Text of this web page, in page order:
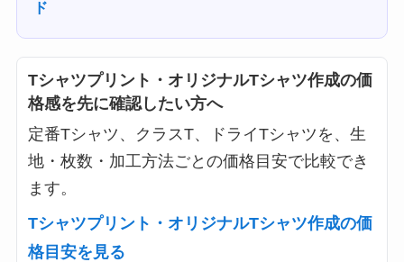
ド
Tシャツプリント・オリジナルTシャツ作成の価
格感を先に確認したい方へ
定番Tシャツ、クラスT、ドライTシャツを、生
地・枚数・加工方法ごとの価格目安で比較でき
ます。
Tシャツプリント・オリジナルTシャツ作成の価
格目安を見る